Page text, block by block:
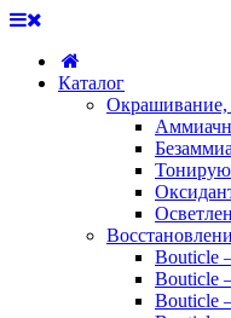
Каталог
Окрашивание,
Bouticle
Bouticle
Bouticle